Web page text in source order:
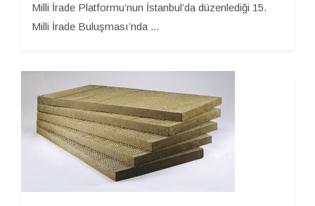
Milli İrade Platformu’nun İstanbul’da düzenlediği 15.
Milli İrade Buluşması’nda ...